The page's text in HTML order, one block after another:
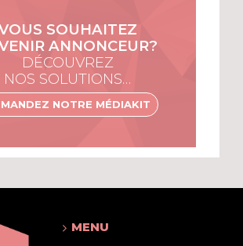
SOUHAITEZ
ANNONCEUR?
DÉCOUVREZ
NOS SOLUTIONS…
NOTRE MÉDIAKIT
MENU